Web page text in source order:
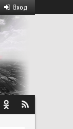
Вход